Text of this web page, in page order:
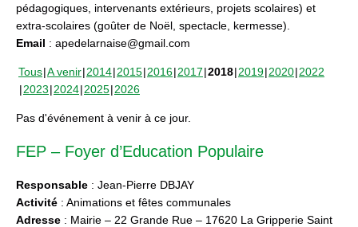
pédagogiques, intervenants extérieurs, projets scolaires) et
extra-scolaires (goûter de Noël, spectacle, kermesse).
Email : apedelarnaise@gmail.com
Tous A venir 2014 2015 2016 2017 2018 2019 2020 2022
2023 2024 2025 2026
Pas d'événement à venir à ce jour.
FEP – Foyer d’Education Populaire
Responsable : Jean-Pierre DBJAY
Activité : Animations et fêtes communales
Adresse : Mairie – 22 Grande Rue – 17620 La Gripperie Saint